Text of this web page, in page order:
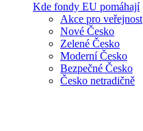
Kde fondy EU pomáhají
Akce pro veřejnost
Nové Česko
Zelené Česko
Moderní Česko
Bezpečné Česko
Česko netradičně